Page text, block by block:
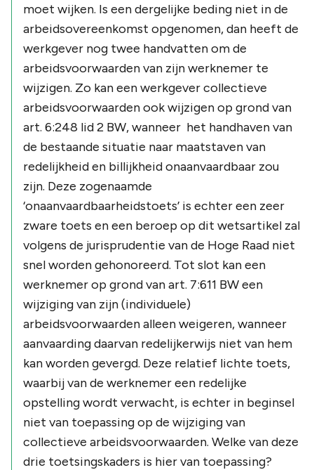
moet wijken. Is een dergelijke beding niet in de
arbeidsovereenkomst opgenomen, dan heeft de
werkgever nog twee handvatten om de
arbeidsvoorwaarden van zijn werknemer te
wijzigen. Zo kan een werkgever collectieve
arbeidsvoorwaarden ook wijzigen op grond van
art. 6:248 lid 2 BW, wanneer het handhaven van
de bestaande situatie naar maatstaven van
redelijkheid en billijkheid onaanvaardbaar zou
zijn. Deze zogenaamde
‘onaanvaardbaarheidstoets’ is echter een zeer
zware toets en een beroep op dit wetsartikel zal
volgens de jurisprudentie van de Hoge Raad niet
snel worden gehonoreerd. Tot slot kan een
werknemer op grond van art. 7:611 BW een
wijziging van zijn (individuele)
arbeidsvoorwaarden alleen weigeren, wanneer
aanvaarding daarvan redelijkerwijs niet van hem
kan worden gevergd. Deze relatief lichte toets,
waarbij van de werknemer een redelijke
opstelling wordt verwacht, is echter in beginsel
niet van toepassing op de wijziging van
collectieve arbeidsvoorwaarden. Welke van deze
drie toetsingskaders is hier van toepassing?